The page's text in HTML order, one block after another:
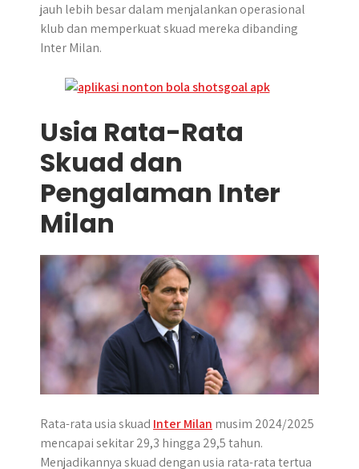
jauh lebih besar dalam menjalankan operasional
klub dan memperkuat skuad mereka dibanding
Inter Milan.
Usia Rata-Rata
Skuad dan
Pengalaman Inter
Milan
Rata-rata usia skuad Inter Milan musim 2024/2025
mencapai sekitar 29,3 hingga 29,5 tahun.
Menjadikannya skuad dengan usia rata-rata tertua